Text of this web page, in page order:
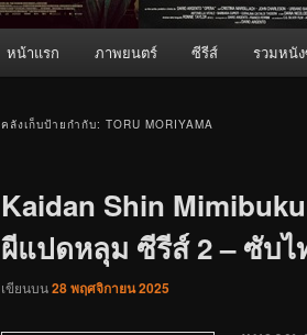
หน้าแรก ภาพยนตร์ ซีรีส์ รวมหนัง
คลังเก็บป้ายกำกับ: TORU MORIYAMA
Kaidan Shin
ผีแปดหลุม ซีรีส์ 2 – ซับไ
เขียนบน28 พฤศจิกายน 2025